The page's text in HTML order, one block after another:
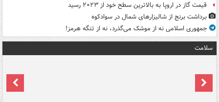
قیمت گاز در اروپا به بالاترین سطح خود از ۲۰۲۳ رسید
برداشت برنج از شالیزارهای شمال در سوادکوه
جمهوری اسلامی نه از موشک می‌گذرد، نه از تنگه هرمز!
سلامت